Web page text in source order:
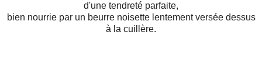
d'une tendreté parfaite,
bien nourrie par un beurre noisette lentement versée dessus
à la cuillère.